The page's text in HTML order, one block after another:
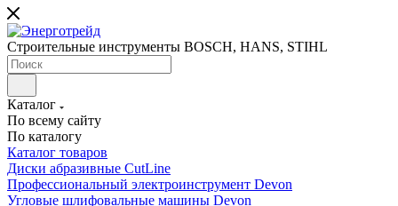
Строительные инструменты BOSCH, HANS, STIHL
Каталог
По всему сайту
По каталогу
Каталог товаров
Диски абразивные CutLine
Профессиональный электроинструмент Devon
Угловые шлифовальные машины Devon